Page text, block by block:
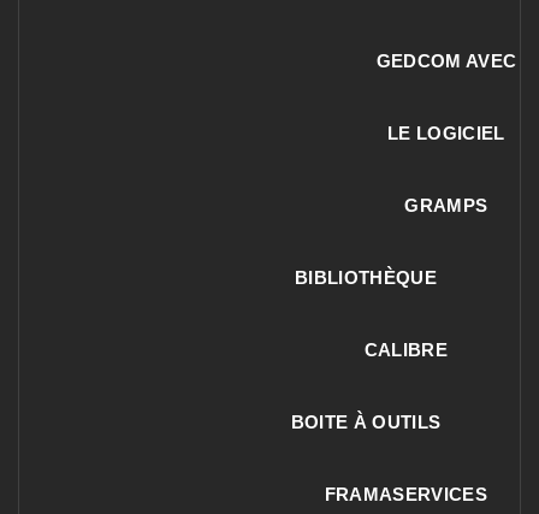
GEDCOM AVEC
LE LOGICIEL
GRAMPS
BIBLIOTHÈQUE
CALIBRE
BOITE À OUTILS
FRAMASERVICES